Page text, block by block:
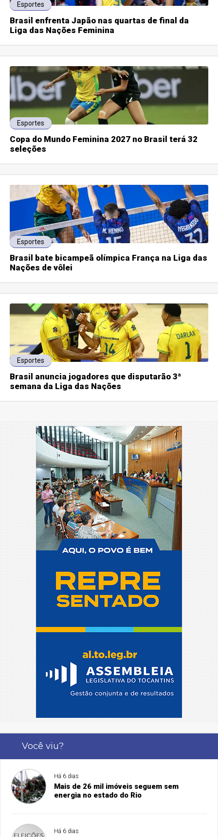
Esportes
Brasil enfrenta Japão nas quartas de final da
Liga das Nações Feminina
Esportes
Copa do Mundo Feminina 2027 no Brasil terá 32
seleções
Esportes
Brasil bate bicampeã olímpica França na Liga das
Nações de vôlei
Esportes
Brasil anuncia jogadores que disputarão 3ª
semana da Liga das Nações
Você viu?
Há 6 dias
Mais de 26 mil imóveis seguem sem
energia no estado do Rio
Há 6 dias